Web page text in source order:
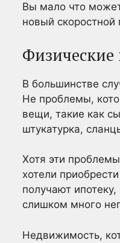
Вы мало что
новый
В большинстве
Не проблемы,
вещи, такие как
штукатурка,
Хотя эти
хотели
получают
слишком много
Недвижимость,